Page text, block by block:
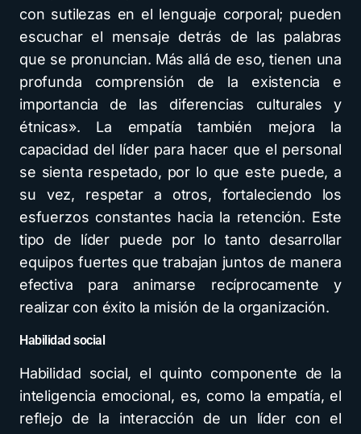
con sutilezas en el lenguaje corporal; pueden
escuchar el mensaje detrás de las palabras
que se pronuncian. Más allá de eso, tienen una
profunda comprensión de la existencia e
importancia de las diferencias culturales y
étnicas». La empatía también mejora la
capacidad del líder para hacer que el personal
se sienta respetado, por lo que este puede, a
su vez, respetar a otros, fortaleciendo los
esfuerzos constantes hacia la retención. Este
tipo de líder puede por lo tanto desarrollar
equipos fuertes que trabajan juntos de manera
efectiva para animarse recíprocamente y
realizar con éxito la misión de la organización.
Habilidad social
Habilidad social, el quinto componente de la
inteligencia emocional, es, como la empatía, el
reflejo de la interacción de un líder con el